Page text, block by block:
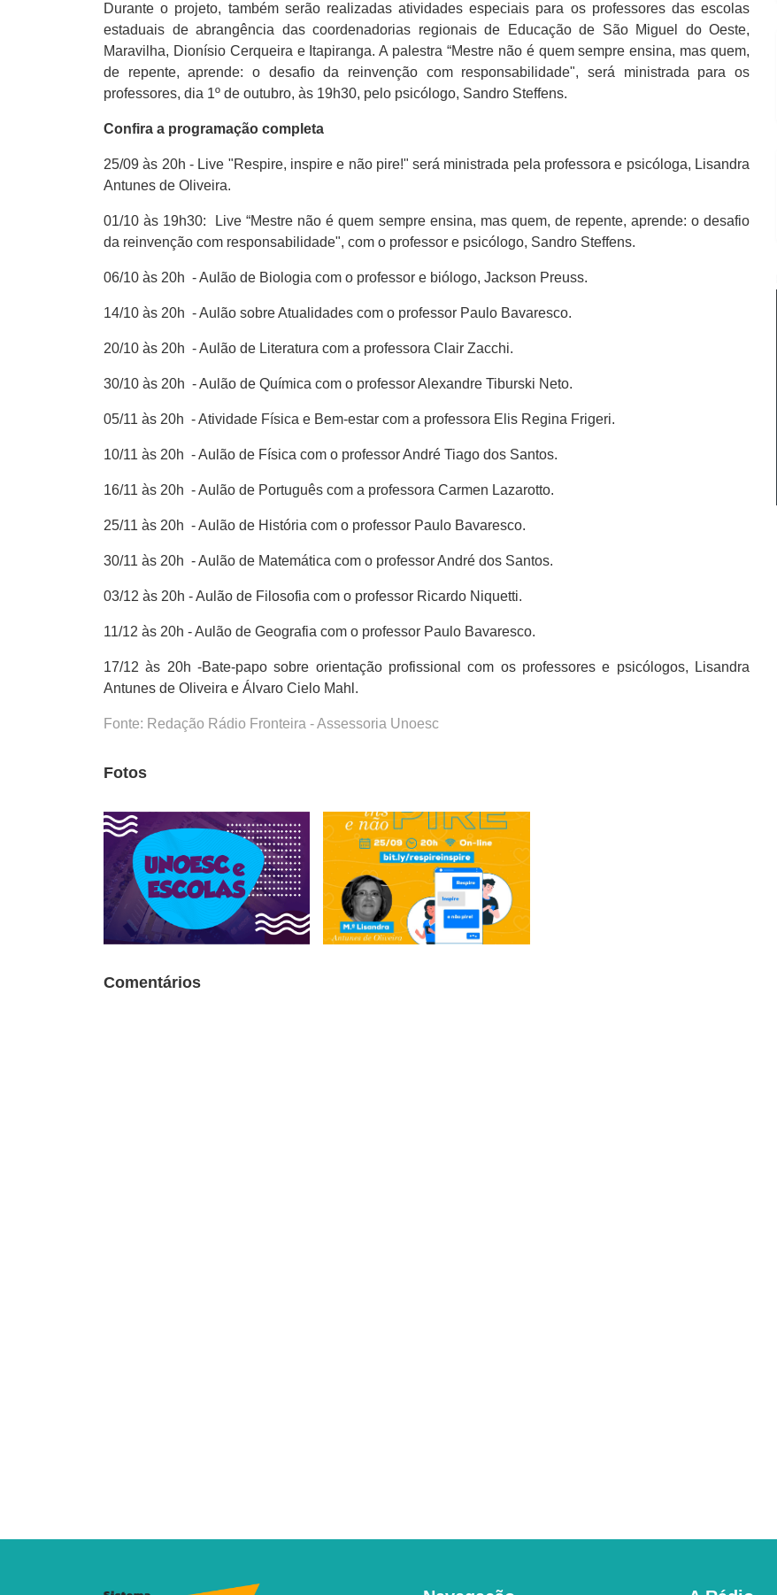
Durante o projeto, também serão realizadas atividades especiais para os professores das escolas
estaduais de abrangência das coordenadorias regionais de Educação de São Miguel do Oeste,
Maravilha, Dionísio Cerqueira e Itapiranga. A palestra “Mestre não é quem sempre ensina, mas quem,
de repente, aprende: o desafio da reinvenção com responsabilidade", será ministrada para os
professores, dia 1º de outubro, às 19h30, pelo psicólogo, Sandro Steffens.
Confira a programação completa
25/09 às 20h - Live "Respire, inspire e não pire!" será ministrada pela professora e psicóloga, Lisandra
Antunes de Oliveira.
01/10 às 19h30: Live “Mestre não é quem sempre ensina, mas quem, de repente, aprende: o desafio
da reinvenção com responsabilidade", com o professor e psicólogo, Sandro Steffens.
06/10 às 20h - Aulão de Biologia com o professor e biólogo, Jackson Preuss.
14/10 às 20h - Aulão sobre Atualidades com o professor Paulo Bavaresco.
20/10 às 20h - Aulão de Literatura com a professora Clair Zacchi.
30/10 às 20h - Aulão de Química com o professor Alexandre Tiburski Neto.
05/11 às 20h - Atividade Física e Bem-estar com a professora Elis Regina Frigeri.
10/11 às 20h - Aulão de Física com o professor André Tiago dos Santos.
16/11 às 20h - Aulão de Português com a professora Carmen Lazarotto.
25/11 às 20h - Aulão de História com o professor Paulo Bavaresco.
30/11 às 20h - Aulão de Matemática com o professor André dos Santos.
03/12 às 20h - Aulão de Filosofia com o professor Ricardo Niquetti.
11/12 às 20h - Aulão de Geografia com o professor Paulo Bavaresco.
17/12 às 20h -Bate-papo sobre orientação profissional com os professores e psicólogos, Lisandra
Antunes de Oliveira e Álvaro Cielo Mahl.
Fonte: Redação Rádio Fronteira - Assessoria Unoesc
Fotos
Comentários